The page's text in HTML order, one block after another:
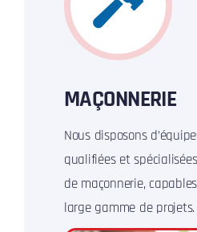
MAÇONNERIE
Nous disposons
qualifiées et
de maçonnerie,
large gamme de projets.